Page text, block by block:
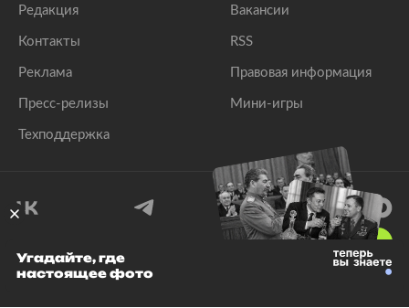
Редакция
Контакты
Реклама
Пресс-релизы
Техподдержка
Вакансии
RSS
Правовая информация
Мини-игры
© 1999–2026 Все права защищены.
Угадайте, где
настоящее фото